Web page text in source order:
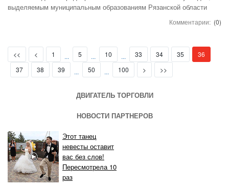
выделяемым муниципальным образованиям Рязанской области
Комментарии: (0)
<< < 1 ... 5 ... 10 ... 33 34 35 36
37
38 39 ... 50 ... 100 > >>
ДВИГАТЕЛЬ ТОРГОВЛИ
НОВОСТИ ПАРТНЕРОВ
Этот танец
невесты оставит
вас без слов!
Пересмотрела 10
раз